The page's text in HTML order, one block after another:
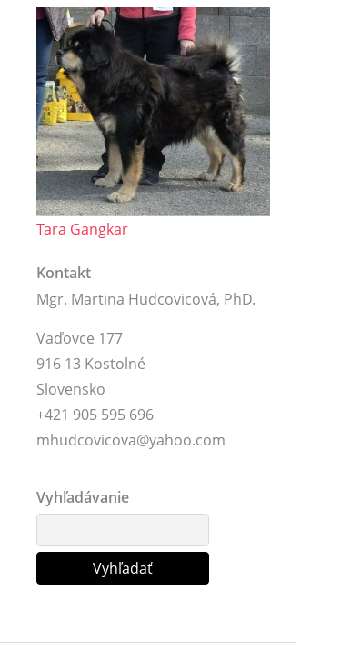
Tara Gangkar
Kontakt
Mgr. Martina Hudcovicová, PhD.
Vaďovce 177
916 13 Kostolné
Slovensko
+421 905 595 696
mhudcovicova@yahoo.com
Vyhľadávanie